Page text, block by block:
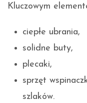
Kluczowym
ciepłe ubrania,
solidne buty,
plecaki,
sprzęt
szlaków.